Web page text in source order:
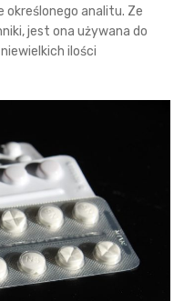
określonego analitu. Ze
jest ona używana do
ilości